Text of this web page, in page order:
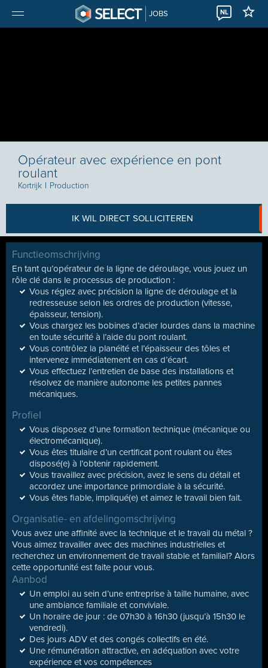
JOBS NL
Opérateur avec expérience en pont
roulant
Kortrijk I Production
IK WIL DIRECT SOLLICITEREN
Functieomschrijving
En tant qu’opérateur de la ligne de déroulage, vous jouez un
rôle clé dans le processus de production :
Vous réglez avec précision la ligne de déroulage et la
redresseuse selon les ordres de production (vitesse,
épaisseur, tension).
Vous chargez les bobines d’acier lourdes dans la machine
en toute sécurité à l’aide du pont roulant.
Vous contrôlez la planéité et l’épaisseur des tôles et
intervenez immédiatement en cas d’écart.
Vous effectuez l’entretien de base des installations et
résolvez de manière autonome les petites pannes
mécaniques.
Profiel
Vous disposez d’une formation technique (mécanique ou
électromécanique).
Vous êtes titulaire d’un certificat pont roulant ou êtes
disposé(e) à l’obtenir rapidement.
Vous travaillez avec précision, avez le sens du détail et
accordez une importance primordiale à la sécurité.
Vous êtes fiable, impliqué(e) et aimez le travail bien fait.
Organisatie- en afdelingomschrijving
Vous avez une affinité avec la technique et le travail du métal ?
Vous aimez travailler avec des machines industrielles et
recherchez un environnement de travail stable et familial? Alors
cette opportunité est faite pour vous.
Aanbod
Un emploi au sein d’une entreprise à taille humaine, avec
une ambiance familiale et conviviale.
Un horaire de jour : de 07h30 à 16h30 (jusqu’à 15h30 le
vendredi).
Des jours ADV et des congés collectifs en été.
Une rémunération attractive, en adéquation avec votre
expérience et vos compétences